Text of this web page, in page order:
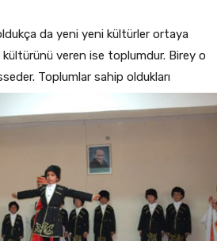
da yeni yeni kültürler ortaya
veren ise toplumdur. Birey o
Toplumlar sahip oldukları